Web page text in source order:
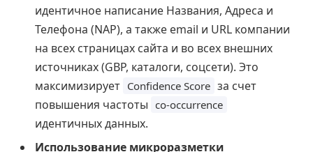
идентичное написание Названия, Адреса и
Телефона (NAP), а также email и URL компании
на всех страницах сайта и во всех внешних
источниках (GBP, каталоги, соцсети). Это
максимизирует Confidence Score за счет
повышения частоты co-occurrence
идентичных данных.
Использование микроразметки